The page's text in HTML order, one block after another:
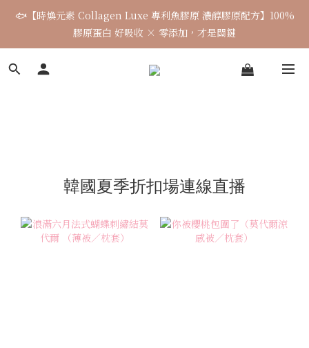
🌈七月涼感韓貨新品連線 已收單🌈 全力追加出貨中
🐟【時煥元素 Collagen Luxe 專利魚膠原 濃醇膠原配方】100%
膠原蛋白 好吸收 × 零添加，才是關鍵
7月飾品連線 ✨ 7/16-7/26
韓國夏季折扣場連線直播